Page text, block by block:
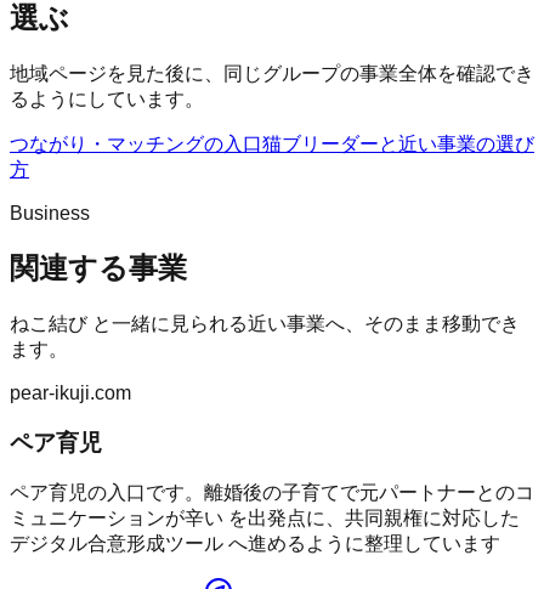
選ぶ
地域ページを見た後に、同じグループの事業全体を確認でき
るようにしています。
つながり・マッチングの入口猫ブリーダーと近い事業の選び
方
Business
関連する事業
ねこ結びと一緒に見られる近い事業へ、そのまま移動でき
ます。
pear-ikuji.com
ペア育児
ペア育児の入口です。離婚後の子育てで元パートナーとのコ
ミュニケーションが辛い を出発点に、共同親権に対応した
デジタル合意形成ツール へ進めるように整理しています